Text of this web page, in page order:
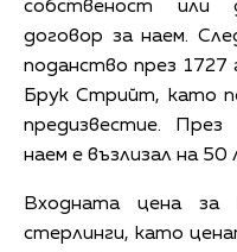
собственост или
договор за наем.
поданство през
Брук Стрийт, като
предизвестие.
наем е възлизал на 50
Входната цена за
стерлинги, като